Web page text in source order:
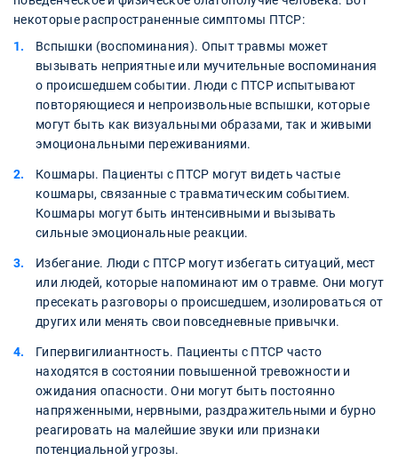
некоторые распространенные симптомы ПТСР:
Вспышки (воспоминания). Опыт травмы может
вызывать неприятные или мучительные воспоминания
о происшедшем событии. Люди с ПТСР испытывают
повторяющиеся и непроизвольные вспышки, которые
могут быть как визуальными образами, так и живыми
эмоциональными переживаниями.
Кошмары. Пациенты с ПТСР могут видеть частые
кошмары, связанные с травматическим событием.
Кошмары могут быть интенсивными и вызывать
сильные эмоциональные реакции.
Избегание. Люди с ПТСР могут избегать ситуаций, мест
или людей, которые напоминают им о травме. Они могут
пресекать разговоры о происшедшем, изолироваться от
других или менять свои повседневные привычки.
Гипервигилиантность. Пациенты с ПТСР часто
находятся в состоянии повышенной тревожности и
ожидания опасности. Они могут быть постоянно
напряженными, нервными, раздражительными и бурно
реагировать на малейшие звуки или признаки
потенциальной угрозы.